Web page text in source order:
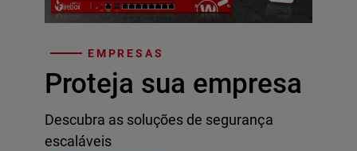
EMPRESAS
Proteja sua empresa
Descubra as soluções de segurança
escaláveis